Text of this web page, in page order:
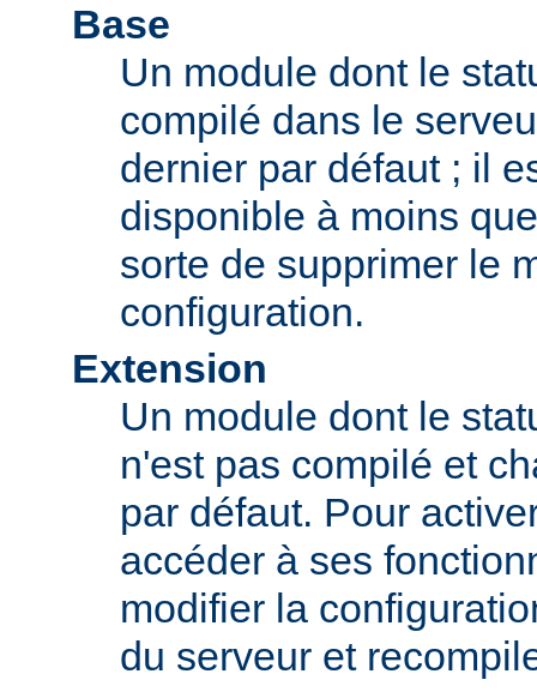
Base
Un module dont le
compilé dans le
dernier par défaut ; il
disponible à moins
sorte de supprimer le
configuration.
Extension
Un module dont le
n'est pas compilé et
par défaut. Pour
accéder à ses
modifier la
du serveur et